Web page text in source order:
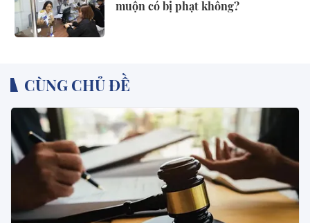
muộn có bị phạt không?
CÙNG CHỦ ĐỀ